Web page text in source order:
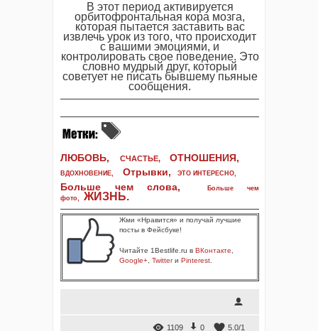
В этот период активируется
орбитофронтальная кора мозга,
которая пытается заставить вас
извлечь урок из того, что происходит
с вашими эмоциями, и
контролировать свое поведение. Это
словно мудрый друг, который
советует не писать бывшему пьяные
сообщения.
ЛЮБОВЬ, СЧАСТЬЕ, ОТНОШЕНИЯ,
ВДОХНОВЕНИЕ, Отрывки, ЭТО ИНТЕРЕСНО,
Больше чем слова,
Больше чем
фото, ЖИЗНЬ.
Жми «Нравится» и получай лучшие
посты в Фейсбуке!
Читайте 1Bestlife.ru в ВКонтакте
Google+ Twitterи Pinterest
1109 0 5.0/1